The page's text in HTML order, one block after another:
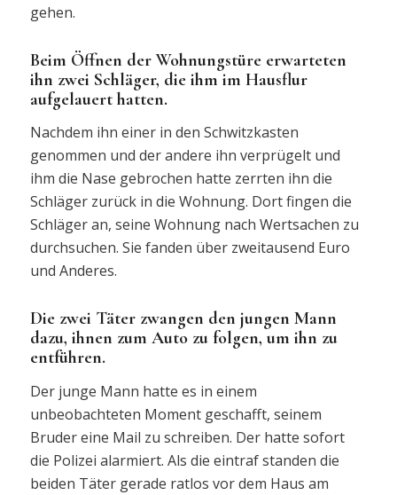
gehen.
Beim Öffnen der Wohnungstüre erwarteten
ihn zwei Schläger, die ihm im Hausflur
aufgelauert hatten.
Nachdem ihn einer in den Schwitzkasten
genommen und der andere ihn verprügelt und
ihm die Nase gebrochen hatte zerrten ihn die
Schläger zurück in die Wohnung. Dort fingen die
Schläger an, seine Wohnung nach Wertsachen zu
durchsuchen. Sie fanden über zweitausend Euro
und Anderes.
Die zwei Täter zwangen den jungen Mann
dazu, ihnen zum Auto zu folgen, um ihn zu
entführen.
Der junge Mann hatte es in einem
unbeobachteten Moment geschafft, seinem
Bruder eine Mail zu schreiben. Der hatte sofort
die Polizei alarmiert. Als die eintraf standen die
beiden Täter gerade ratlos vor dem Haus am